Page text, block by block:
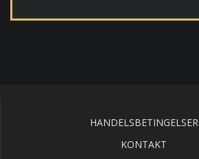
HANDELSBETINGELSER
KONTAKT